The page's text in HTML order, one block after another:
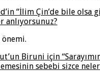
“İlim Çin’de bile olsa
anlıyorsunuz?
Biruni için
sebebi sizce